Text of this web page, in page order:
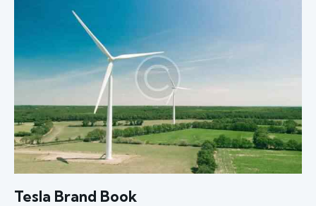
Tesla Brand Book